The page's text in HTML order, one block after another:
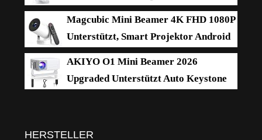
Lumens mit Android 14, Automatische
Trapezkorrektur, WiFi 6 und Bluetooth 5.4, 180°
Dreh Projektor Tragbar Heimkino
Magcubic Mini Beamer 4K FHD 1080P
Unterstützt, Smart Projektor Android
14
AKIYO O1 Mini Beamer 2026
Upgraded Unterstützt Auto Keystone
HERSTELLER